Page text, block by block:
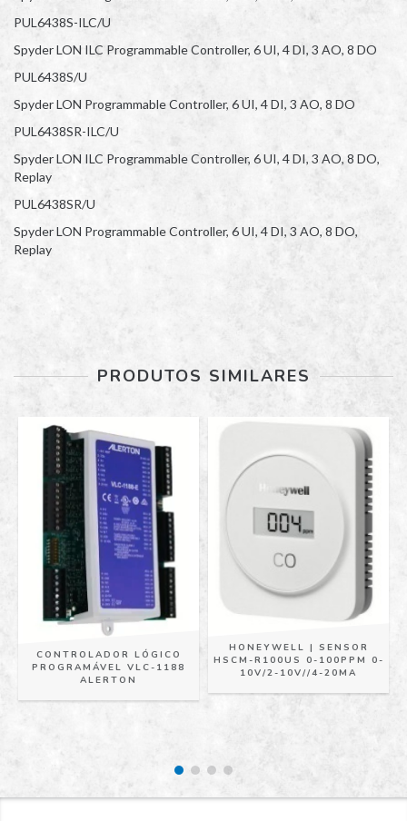
PUL6438S-ILC/U
Spyder LON ILC Programmable Controller, 6 UI, 4 DI, 3 AO, 8 DO
PUL6438S/U
Spyder LON Programmable Controller, 6 UI, 4 DI, 3 AO, 8 DO
PUL6438SR-ILC/U
Spyder LON ILC Programmable Controller, 6 UI, 4 DI, 3 AO, 8 DO,
Replay
PUL6438SR/U
Spyder LON Programmable Controller, 6 UI, 4 DI, 3 AO, 8 DO,
Replay
PRODUTOS SIMILARES
CONTROLADOR LÓGICO
PROGRAMÁVEL VLC-1188
ALERTON
HONEYWELL | SENSOR
HSCM-R100US 0-100PPM 0-
10V/2-10V//4-20MA